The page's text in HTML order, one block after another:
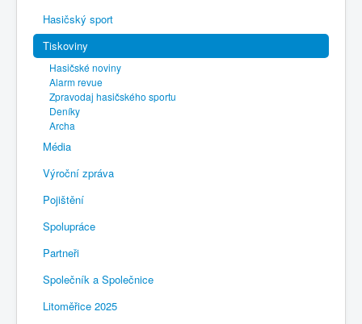
Hasičský sport
Tiskoviny
Hasičské noviny
Alarm revue
Zpravodaj hasičského sportu
Deníky
Archa
Média
Výroční zpráva
Pojištění
Spolupráce
Partneři
Společník a Společnice
Litoměřice 2025